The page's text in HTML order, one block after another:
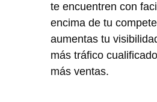
te encuentren con
encima de tu
aumentas tu
más tráfico
más ventas.